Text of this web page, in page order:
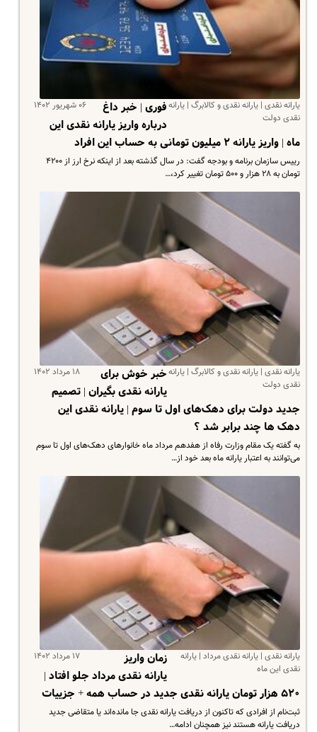
یارانه نقدی | یارانه نقدی و کالابرگ | یارانه
نقدی دولت
۰۶ شهریور ۱۴۰۲
فوری | خبر داغ
درباره واریز یارانه نقدی این
ماه | واریز یارانه ۲ میلیون تومانی به حساب این افراد
رییس سازمان برنامه و بودجه گفت: در سال گذشته بعد از اینکه نرخ ارز از ۴۲۰۰
تومان به ۲۸ هزار و ۵۰۰ تومان تغییر کرد،…
یارانه نقدی | یارانه نقدی و کالابرگ | یارانه
نقدی دولت
۱۸ مرداد ۱۴۰۲
خبر خوش برای
یارانه نقدی بگیران | تصمیم
جدید دولت برای دهک‌های اول تا سوم | یارانه نقدی این
دهک ها چند برابر شد ؟
به گفته یک مقام وزارت رفاه از هفدهم مرداد ماه خانوارهای دهک‌های اول تا سوم
می‌توانند به اعتبار یارانه ماه بعد خود از…
یارانه نقدی | یارانه نقدی مرداد | یارانه
نقدی این ماه
۱۷ مرداد ۱۴۰۲
زمان واریز
یارانه نقدی مرداد جلو افتاد |
۵۲۰ هزار تومان یارانه نقدی جدید در حساب همه + جزییات
ثبت‌نام از افرادی که تاکنون از دریافت یارانه نقدی جا مانده‌اند یا متقاضی جدید
دریافت یارانه هستند نیز همچنان ادامه…